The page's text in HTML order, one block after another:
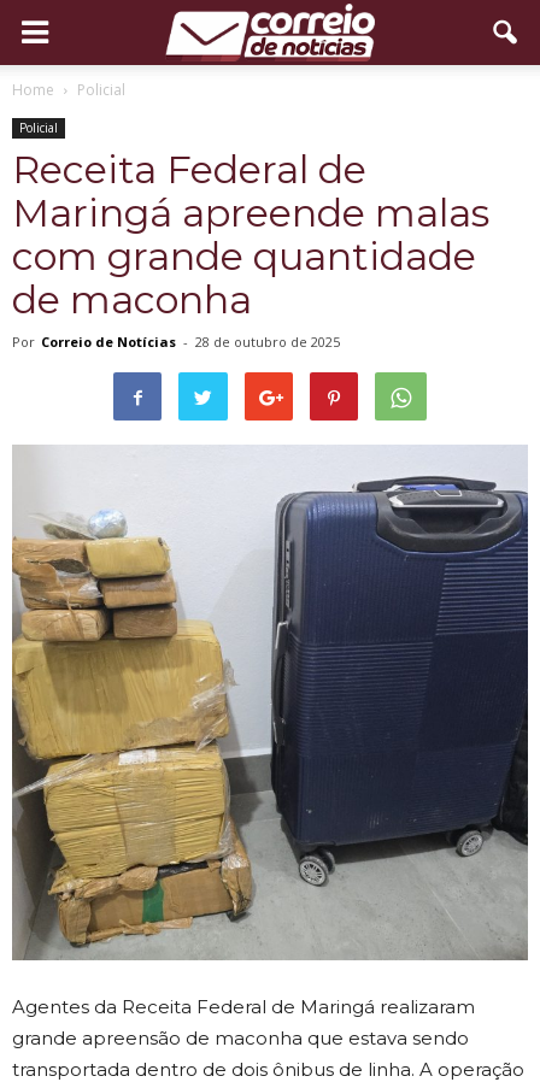
Home Policial
Policial
Receita Federal de
Maringá apreende malas
com grande quantidade
de maconha
Por Correio de Notícias - 28 de outubro de 2025
Agentes da Receita Federal de Maringá realizaram
grande apreensão de maconha que estava sendo
transportada dentro de dois ônibus de linha. A operação